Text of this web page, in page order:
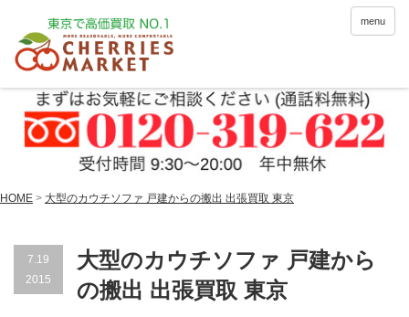
menu
HOME > 大型のカウチソファ 戸建からの搬出 出張買取 東京
7.19
2015
大型のカウチソファ 戸建から
の搬出 出張買取 東京